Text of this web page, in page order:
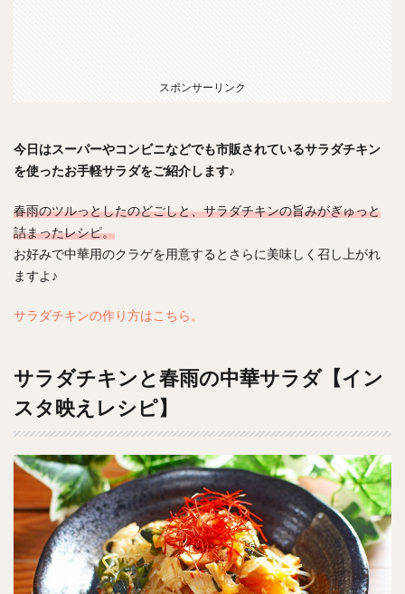
スポンサーリンク
今日はスーパーやコンビニなどでも市販されているサラダチキン
を使ったお手軽サラダをご紹介します♪
春雨のツルっとしたのどごしと、サラダチキンの旨みがぎゅっと
詰まったレシピ。
お好みで中華用のクラゲを用意するとさらに美味しく召し上がれ
ますよ♪
サラダチキンの作り方はこちら。
サラダチキンと春雨の中華サラダ【イン
スタ映えレシピ】